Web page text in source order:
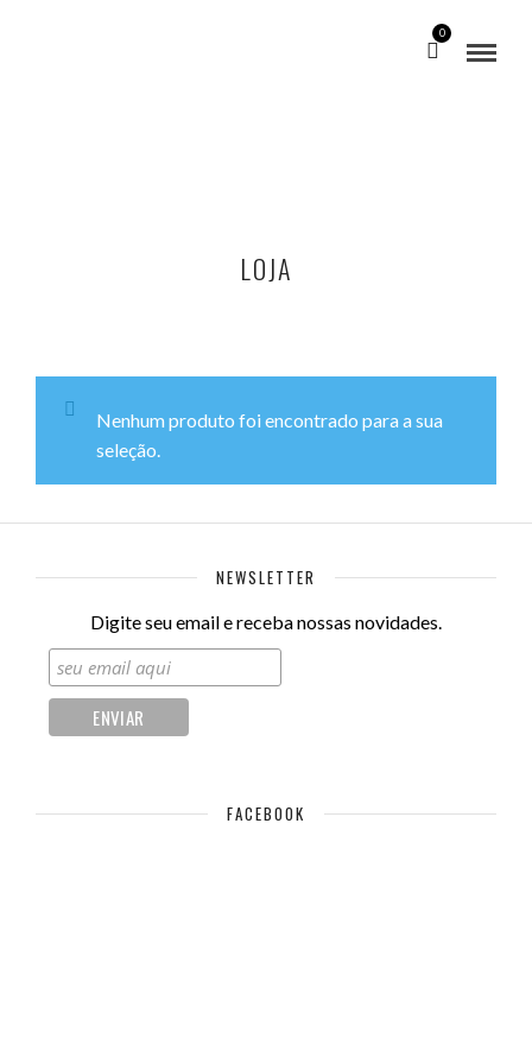
0
LOJA
Nenhum produto foi encontrado para a sua
seleção.
NEWSLETTER
Digite seu email e receba nossas novidades.
FACEBOOK